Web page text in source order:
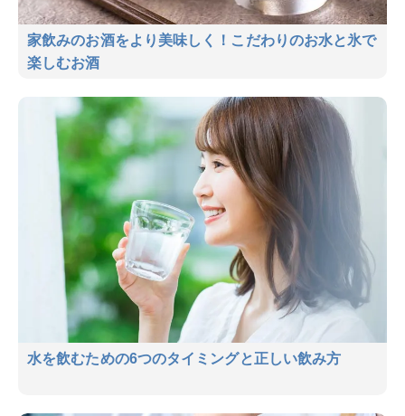
家飲みのお酒をより美味しく！こだわりのお水と氷で
楽しむお酒
水を飲むための6つのタイミングと正しい飲み方